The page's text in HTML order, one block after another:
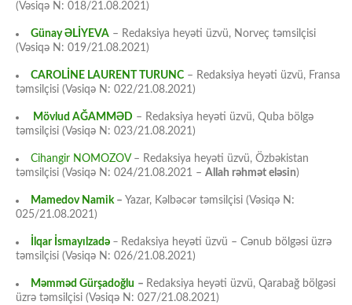
(Vəsiqə N: 018/21.08.2021)
Günay ƏLİYEVA – Redaksiya heyəti üzvü, Norveç təmsilçisi
(Vəsiqə N: 019/21.08.2021)
CAROLİNE LAURENT TURUNC – Redaksiya heyəti üzvü, Fransa
təmsilçisi (Vəsiqə N: 022/21.08.2021)
Mövlud AĞAMMƏD – Redaksiya heyəti üzvü, Quba bölgə
təmsilçisi (Vəsiqə N: 023/21.08.2021)
Cihangir NOMOZOV– Redaksiya heyəti üzvü, Özbəkistan
təmsilçisi (Vəsiqə N: 024/21.08.2021 – Allah rəhmət eləsin)
Mamedov Namik– Yazar, Kəlbəcər təmsilçisi (Vəsiqə N:
025/21.08.2021)
İlqar İsmayılzadə – Redaksiya heyəti üzvü – Cənub bölgəsi üzrə
təmsilçisi (Vəsiqə N: 026/21.08.2021)
Məmməd Gürşadoğlu – Redaksiya heyəti üzvü, Qarabağ bölgəsi
üzrə təmsilçisi (Vəsiqə N: 027/21.08.2021)